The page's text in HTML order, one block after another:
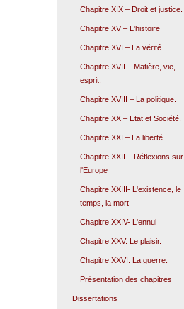
Chapitre XIX – Droit et justice.
Chapitre XV – L'histoire
Chapitre XVI – La vérité.
Chapitre XVII – Matière, vie,
esprit.
Chapitre XVIII – La politique.
Chapitre XX – Etat et Société.
Chapitre XXI – La liberté.
Chapitre XXII – Réflexions sur
l'Europe
Chapitre XXIII- L'existence, le
temps, la mort
Chapitre XXIV- L'ennui
Chapitre XXV. Le plaisir.
Chapitre XXVI: La guerre.
Présentation des chapitres
Dissertations